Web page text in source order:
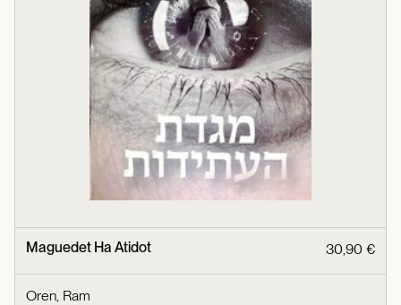
Maguedet Ha Atidot 30,90 €
Oren, Ram